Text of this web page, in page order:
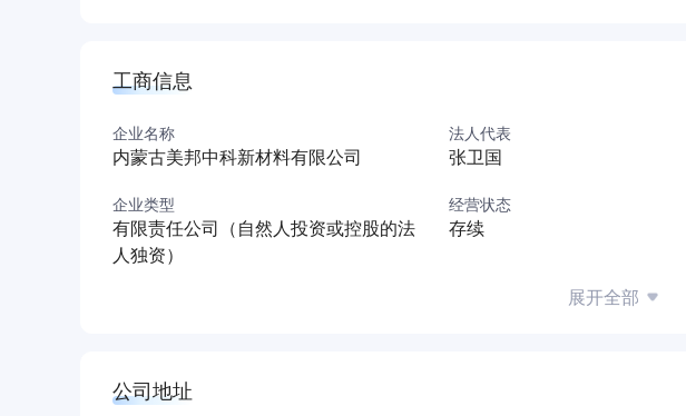
生物基材料规模化生产，致力于成为西北地区新材料技术转化的重要枢纽
（本介绍由DeepSeek AI智能生成，仅供参考）
工商信息
企业名称
内蒙古美邦中科新材料有限公司
法人代表
张卫国
企业类型
有限责任公司（自然人投资或控股的法
人独资）
经营状态
存续
展开全部
公司地址